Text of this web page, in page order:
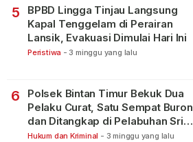
5
BPBD Lingga Tinjau Langsung
Kapal Tenggelam di Perairan
Lansik, Evakuasi Dimulai Hari Ini
Peristiwa - 3 minggu yang lalu
6
Polsek Bintan Timur Bekuk Dua
Pelaku Curat, Satu Sempat Buron
dan Ditangkap di Pelabuhan Sri
Bintan Pura
Hukum dan Kriminal - 3 minggu yang lalu